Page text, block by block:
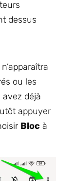
dessus
ou les
déjà
appuyer
Bloc à